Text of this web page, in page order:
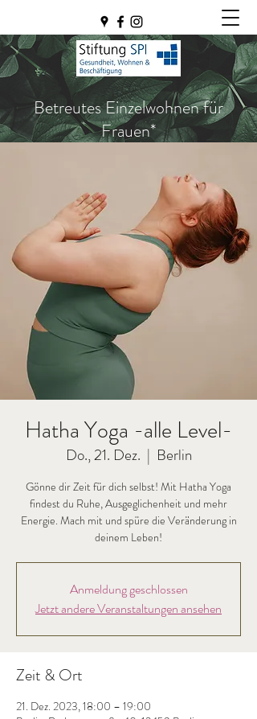
Betreutes Einzelwohnen für
Frauen*
Hatha Yoga -alle Level-
Do., 21. Dez.
  |
Berlin
Gönne dir Zeit für dich selbst! Mit Hatha Yoga
findest du Ruhe, Ausgeglichenheit und mehr
Energie. Mach mit und spüre die Veränderung in
deinem Leben!
Anmeldung geschlossen
Jetzt andere Veranstaltungen ansehen
Zeit & Ort
21. Dez. 2023, 18:00 – 19:00